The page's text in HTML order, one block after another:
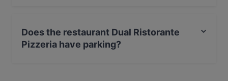
Does the restaurant Dual Ristorante
Pizzeria have parking?